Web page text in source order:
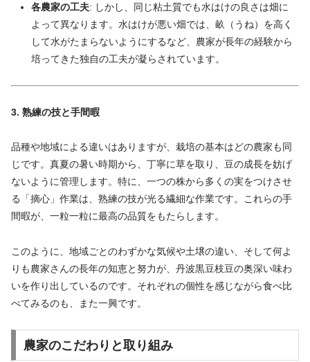
各農家の工夫: しかし、同じ粘土質でも水はけの良さは畑に
よって異なります。水はけが悪い畑では、畝（うね）を高く
して水がたまらないようにするなど、農家が長年の経験から
培ってきた独自の工夫が凝らされています。
3. 熟練の技と手間暇
品種や地域による違いはありますが、栽培の基本はどの農家も同
じです。真夏の暑い時期から、丁寧に草を取り、豆の成長を妨げ
ないように管理します。特に、一つの株から多くの実をつけさせ
る「摘心」作業は、熟練の技が光る繊細な作業です。これらの手
間暇が、一粒一粒に最高の品質をもたらします。
このように、地域ごとのわずかな気候や土壌の違い、そして何よ
りも農家さんの長年の知恵と努力が、丹波黒豆枝豆の奥深い味わ
いを作り出しているのです。それぞれの個性を感じながら食べ比
べてみるのも、また一興です。
農家のこだわりと取り組み